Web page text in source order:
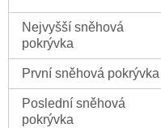
Nejvyšší sněhová
pokrývka
První sněhová pokrývka
Poslední sněhová
pokrývka